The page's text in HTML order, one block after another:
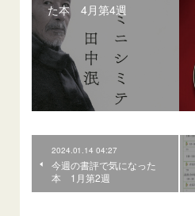
た本 4月第4週
2024.01.14 04:27
今週の書評で気になった
本 1月第2週